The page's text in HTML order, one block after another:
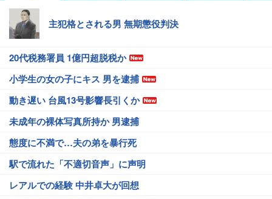
主犯格とされる男 無期懲役判決
20代税務署員 1億円超脱税か
小学生の女の子にキス 男を逮捕
動き遅い 台風13号影響長引くか
未成年の裸体写真所持か 男逮捕
態度に不満で…夫の弟を暴行死
駅で流れた「不適切音声」に声明
レアルでの経験 中井卓大が回想